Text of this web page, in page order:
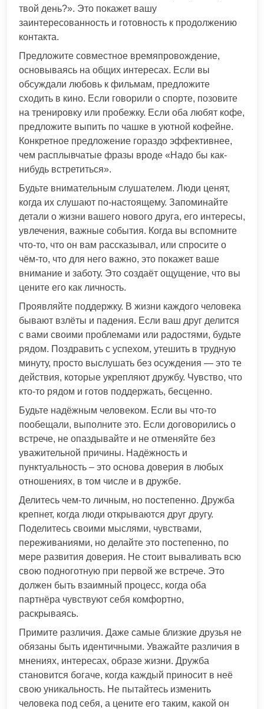
твой день?». Это покажет вашу
заинтересованность и готовность к продолжению
контакта.
Предложите совместное времяпровождение,
основываясь на общих интересах. Если вы
обсуждали любовь к фильмам, предложите
сходить в кино. Если говорили о спорте, позовите
на тренировку или пробежку. Если оба любят кофе,
предложите выпить по чашке в уютной кофейне.
Конкретное предложение гораздо эффективнее,
чем расплывчатые фразы вроде «Надо бы как-
нибудь встретиться».
Будьте внимательным слушателем. Люди ценят,
когда их слушают по-настоящему. Запоминайте
детали о жизни вашего нового друга, его интересы,
увлечения, важные события. Когда вы вспомните
что-то, что он вам рассказывал, или спросите о
чём-то, что для него важно, это покажет ваше
внимание и заботу. Это создаёт ощущение, что вы
цените его как личность.
Проявляйте поддержку. В жизни каждого человека
бывают взлёты и падения. Если ваш друг делится
с вами своими проблемами или радостями, будьте
рядом. Поздравить с успехом, утешить в трудную
минуту, просто выслушать без осуждения — это те
действия, которые укрепляют дружбу. Чувство, что
кто-то рядом и готов поддержать, бесценно.
Будьте надёжным человеком. Если вы что-то
пообещали, выполните это. Если договорились о
встрече, не опаздывайте и не отменяйте без
уважительной причины. Надёжность и
пунктуальность – это основа доверия в любых
отношениях, в том числе и в дружбе.
Делитесь чем-то личным, но постепенно. Дружба
крепнет, когда люди открываются друг другу.
Поделитесь своими мыслями, чувствами,
переживаниями, но делайте это постепенно, по
мере развития доверия. Не стоит вываливать всю
свою подноготную при первой же встрече. Это
должен быть взаимный процесс, когда оба
партнёра чувствуют себя комфортно,
раскрываясь.
Примите различия. Даже самые близкие друзья не
обязаны быть идентичными. Уважайте различия в
мнениях, интересах, образе жизни. Дружба
становится богаче, когда каждый приносит в неё
свою уникальность. Не пытайтесь изменить
человека под себя, а цените его таким, какой он